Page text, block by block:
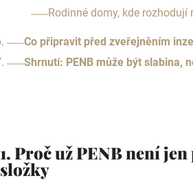
Rodinné domy, kde
Co připravit před zveřejněním
Shrnutí: PENB může být slabina,
1. Proč už PENB není
složky